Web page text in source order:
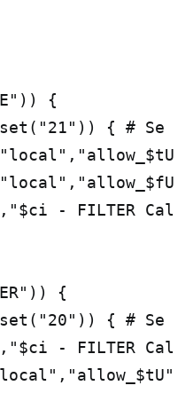
{
{ # Se
- FILTER
{
{ # Se
- FILTER Call